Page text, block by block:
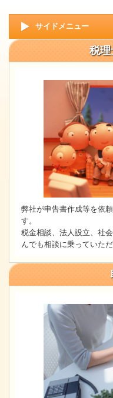
サイドメニュー
税理
弊社が申告書作成等を依
す。
税金相談、法人設立、社
んでも相談に乗っていただ